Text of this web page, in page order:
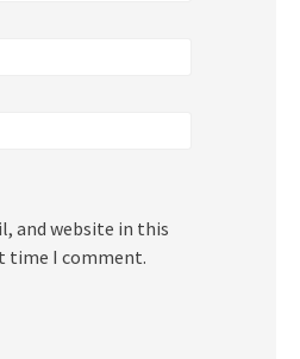
and website in this
time I comment.